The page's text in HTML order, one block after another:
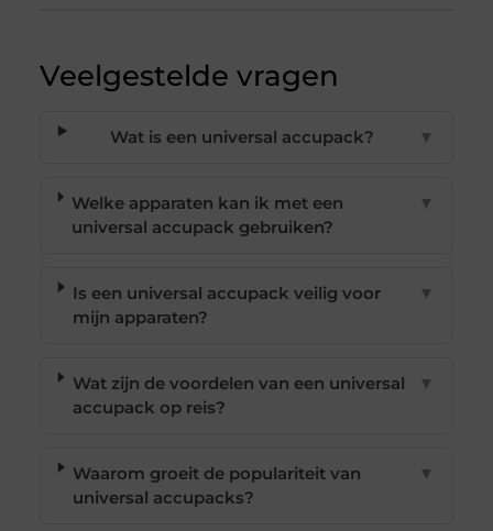
Veelgestelde vragen
Wat is een universal accupack? ▼
Welke apparaten kan ik met een
universal accupack gebruiken?
▼
Is een universal accupack veilig voor
mijn apparaten?
▼
Wat zijn de voordelen van een universal
accupack op reis?
▼
Waarom groeit de populariteit van
universal accupacks?
▼